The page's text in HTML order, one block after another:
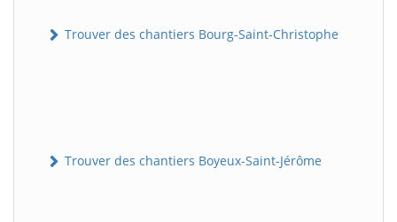
Trouver des chantiers Bourg-Saint-Christophe
Trouver des chantiers Boyeux-Saint-Jérôme